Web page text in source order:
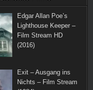
a
m
s
t
Edgar Allan Poe’s
Lighthouse Keeper –
Film Stream HD
(2016)
Exit – Ausgang ins
Nichts – Film Stream